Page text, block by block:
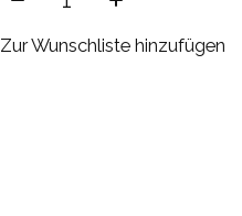
Zur Wunschliste hinzufügen